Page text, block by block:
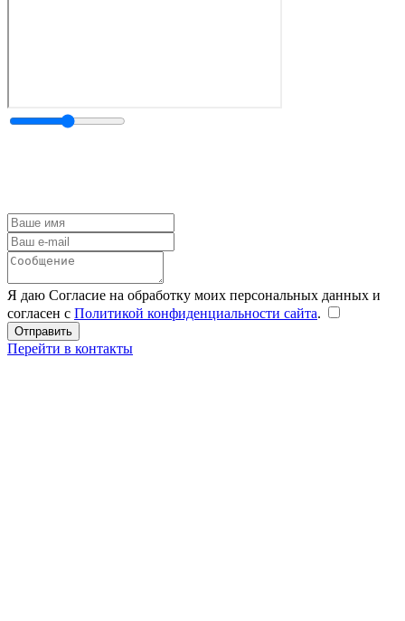
Я даю Согласие на обработку моих персональных данных и
согласен с Политикой конфиденциальности сайта.
Перейти в контакты